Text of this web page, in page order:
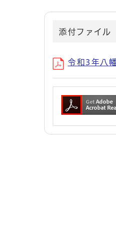
添付ファイル
令和3年八